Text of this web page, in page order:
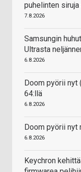
puhelinten
7.8.2026
Samsungin
Ultrasta
6.8.2026
Doom pyörii nyt
64:llä
6.8.2026
Doom pyörii
6.8.2026
Keychron